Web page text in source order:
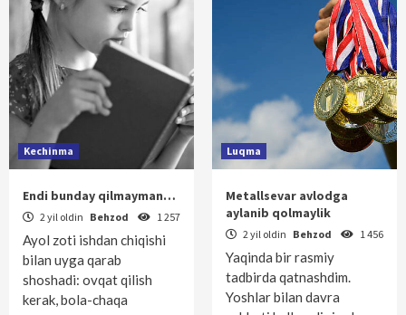
Kechinma
Endi bunday qilmayman…
2 yil oldin Behzod 1 257
Ayol zoti ishdan chiqishi
bilan uyga qarab
shoshadi: ovqat qilish
kerak, bola-chaqa
Luqma
Metallsevar avlodga
aylanib qolmaylik
2 yil oldin Behzod 1 456
Yaqinda bir rasmiy
tadbirda qatnashdim.
Yoshlar bilan davra